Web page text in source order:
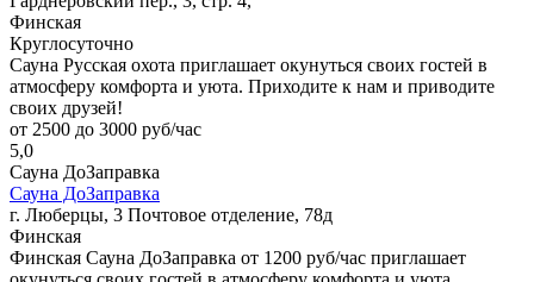
Финская
Круглосуточно
Сауна Русская охота приглашает окунуться своих гостей в
атмосферу комфорта и уюта. Приходите к нам и приводите
своих друзей!
от 2500 до 3000 руб/час
5,0
Сауна ДоЗаправка
Сауна ДоЗаправка
г. Люберцы, 3 Почтовое отделение, 78д
Финская
Финская Сауна ДоЗаправка от 1200 руб/час приглашает